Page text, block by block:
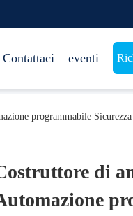
Contattaci eventi
programmabile
di